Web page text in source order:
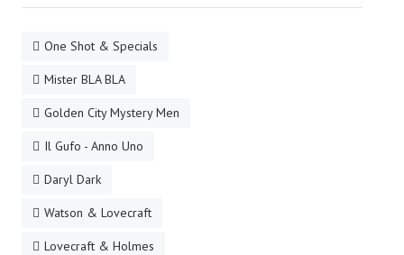
Giganti d'Acciaio
I.S. "E.Salgari"
TenCentsVerso
One Shot & Specials
Mister BLA BLA
Golden City Mystery Men
Il Gufo - Anno Uno
Daryl Dark
Watson & Lovecraft
Lovecraft & Holmes